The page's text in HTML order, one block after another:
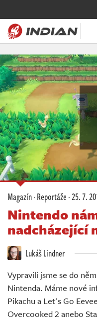
Magazín
Recenze
Videa
Soutěže
Databáze
Komunita
Redakce
Živě
Magazín·Reportáže·25. 7.
Nintendo
nadcházející
Lukáš Lindner
Vypravili jsme se do
Nintenda. Máme nové
Pikachu a Let's Go
Overcooked 2 anebo